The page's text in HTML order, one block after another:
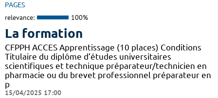
PAGES
relevance: 100%
La formation
CFPPH ACCES Apprentissage (10 places) Conditions
Titulaire du diplôme d’études universitaires
scientifiques et technique préparateur/technicien en
pharmacie ou du brevet professionnel préparateur en
p
15/04/2025 17:00